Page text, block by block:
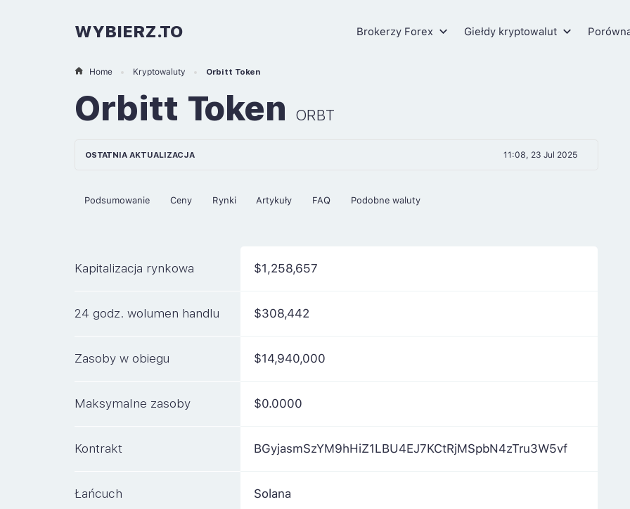
WYBIERZ.TO Brokerzy Forex Giełdy kryptowalut
Home Kryptowaluty Orbitt Token
Orbitt Token ORBT
OSTATNIA AKTUALIZACJA 11:08, 23 Jul 2025
Podsumowanie Ceny Rynki Artykuły FAQ Podobne waluty
Kapitalizacja rynkowa $1,258,657
24 godz. wolumen handlu $308,442
Zasoby w obiegu $14,940,000
Maksymalne zasoby $0.0000
Kontrakt BGyjasmSzYM9hHiZ1LBU4EJ7KCtRjMSpbN4zTru3W5vf
Łańcuch Solana